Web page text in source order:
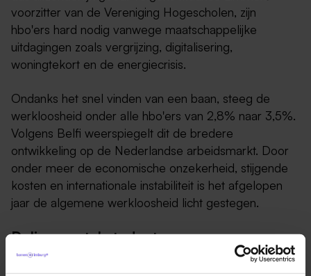
voorzitter van de Vereniging Hogescholen, zijn
hbo'ers hard nodig vanwege maatschappelijke
uitdagingen zoals vergrijzing, digitalisering,
woningtekort en de energiecrisis.
Ondanks het snel vinden van een baan, steeg de
werkloosheid onder alle hbo'ers van 2,8% naar 3,5%.
Volgens Belfi weerspiegelt dit de bredere
ontwikkeling op de Nederlandse arbeidsmarkt. Door
onder meer de economische onzekerheid, stijgende
kosten en internationale instabiliteit is het afgelopen
jaar de algemene werkloosheid licht gestegen.
Daling aantal studenten
Hbo-opleidingen kampen tegelijkertijd met een daling